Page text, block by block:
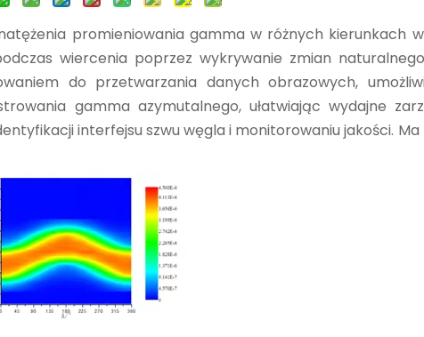
promieniowania gamma w różnych kierunkach
wiercenia poprzez wykrywanie zmian
do przetwarzania danych obrazowych,
gamma azymutalnego, ułatwiając wydajne
interfejsu szwu węgla i monitorowaniu jakości.